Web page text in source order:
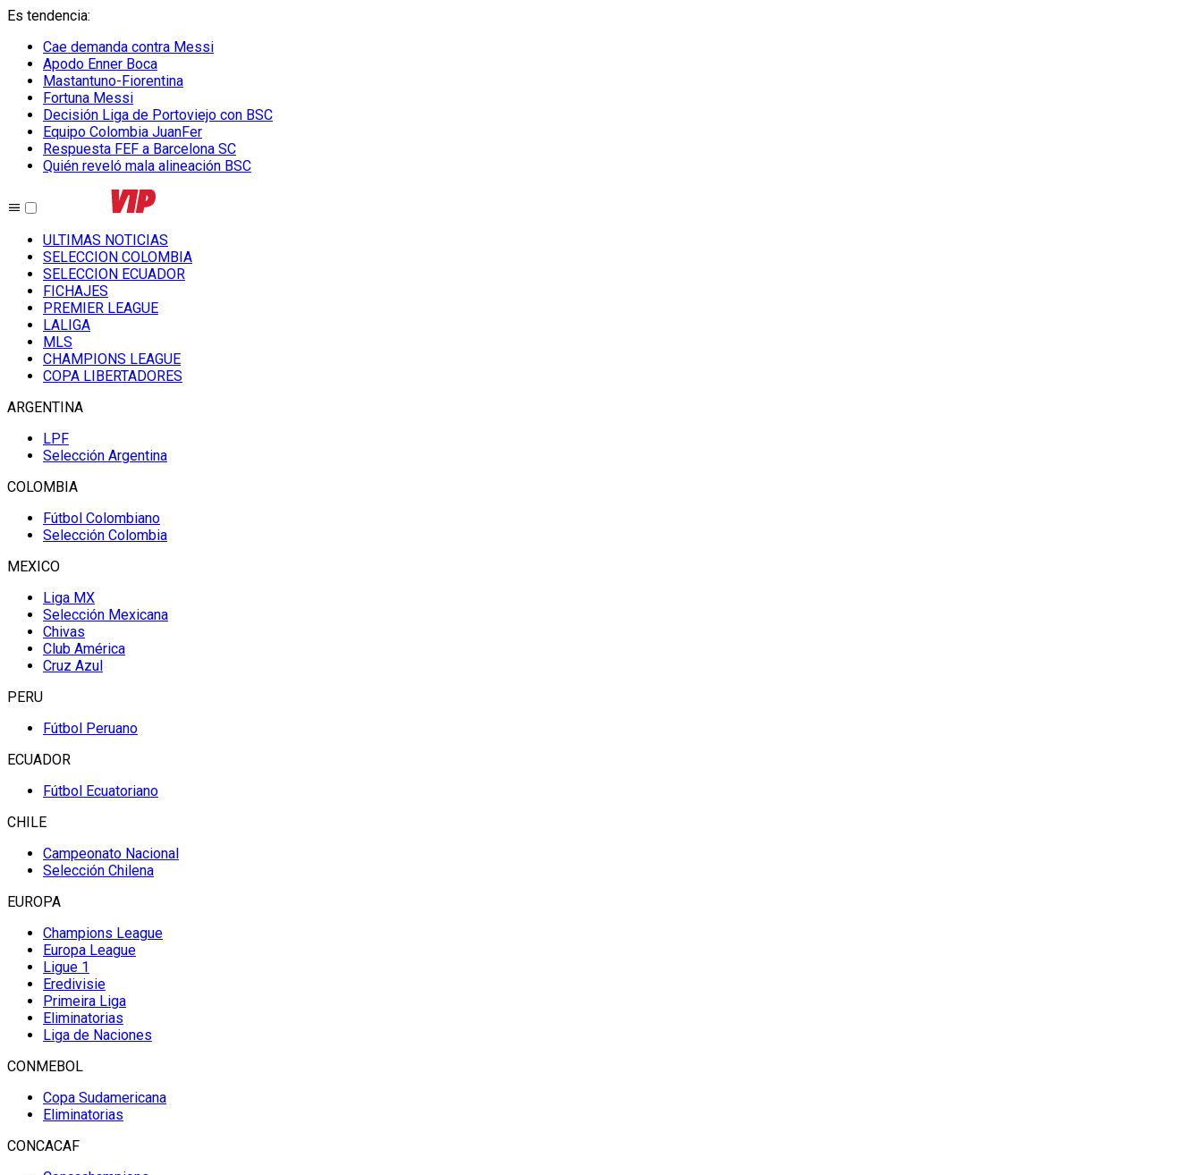
Es tendencia:
Cae demanda contra Messi
Apodo Enner Boca
Mastantuno-Fiorentina
Fortuna Messi
Decisión Liga de Portoviejo con BSC
Equipo Colombia JuanFer
Respuesta FEF a Barcelona SC
Quién reveló mala alineación BSC
ULTIMAS NOTICIAS
SELECCION COLOMBIA
SELECCION ECUADOR
FICHAJES
PREMIER LEAGUE
LALIGA
MLS
CHAMPIONS LEAGUE
COPA LIBERTADORES
ARGENTINA
LPF
Selección Argentina
COLOMBIA
Fútbol Colombiano
Selección Colombia
MEXICO
Liga MX
Selección Mexicana
Chivas
Club América
Cruz Azul
PERU
Fútbol Peruano
ECUADOR
Fútbol Ecuatoriano
CHILE
Campeonato Nacional
Selección Chilena
EUROPA
Champions League
Europa League
Ligue 1
Eredivisie
Primeira Liga
Eliminatorias
Liga de Naciones
CONMEBOL
Copa Sudamericana
Eliminatorias
CONCACAF